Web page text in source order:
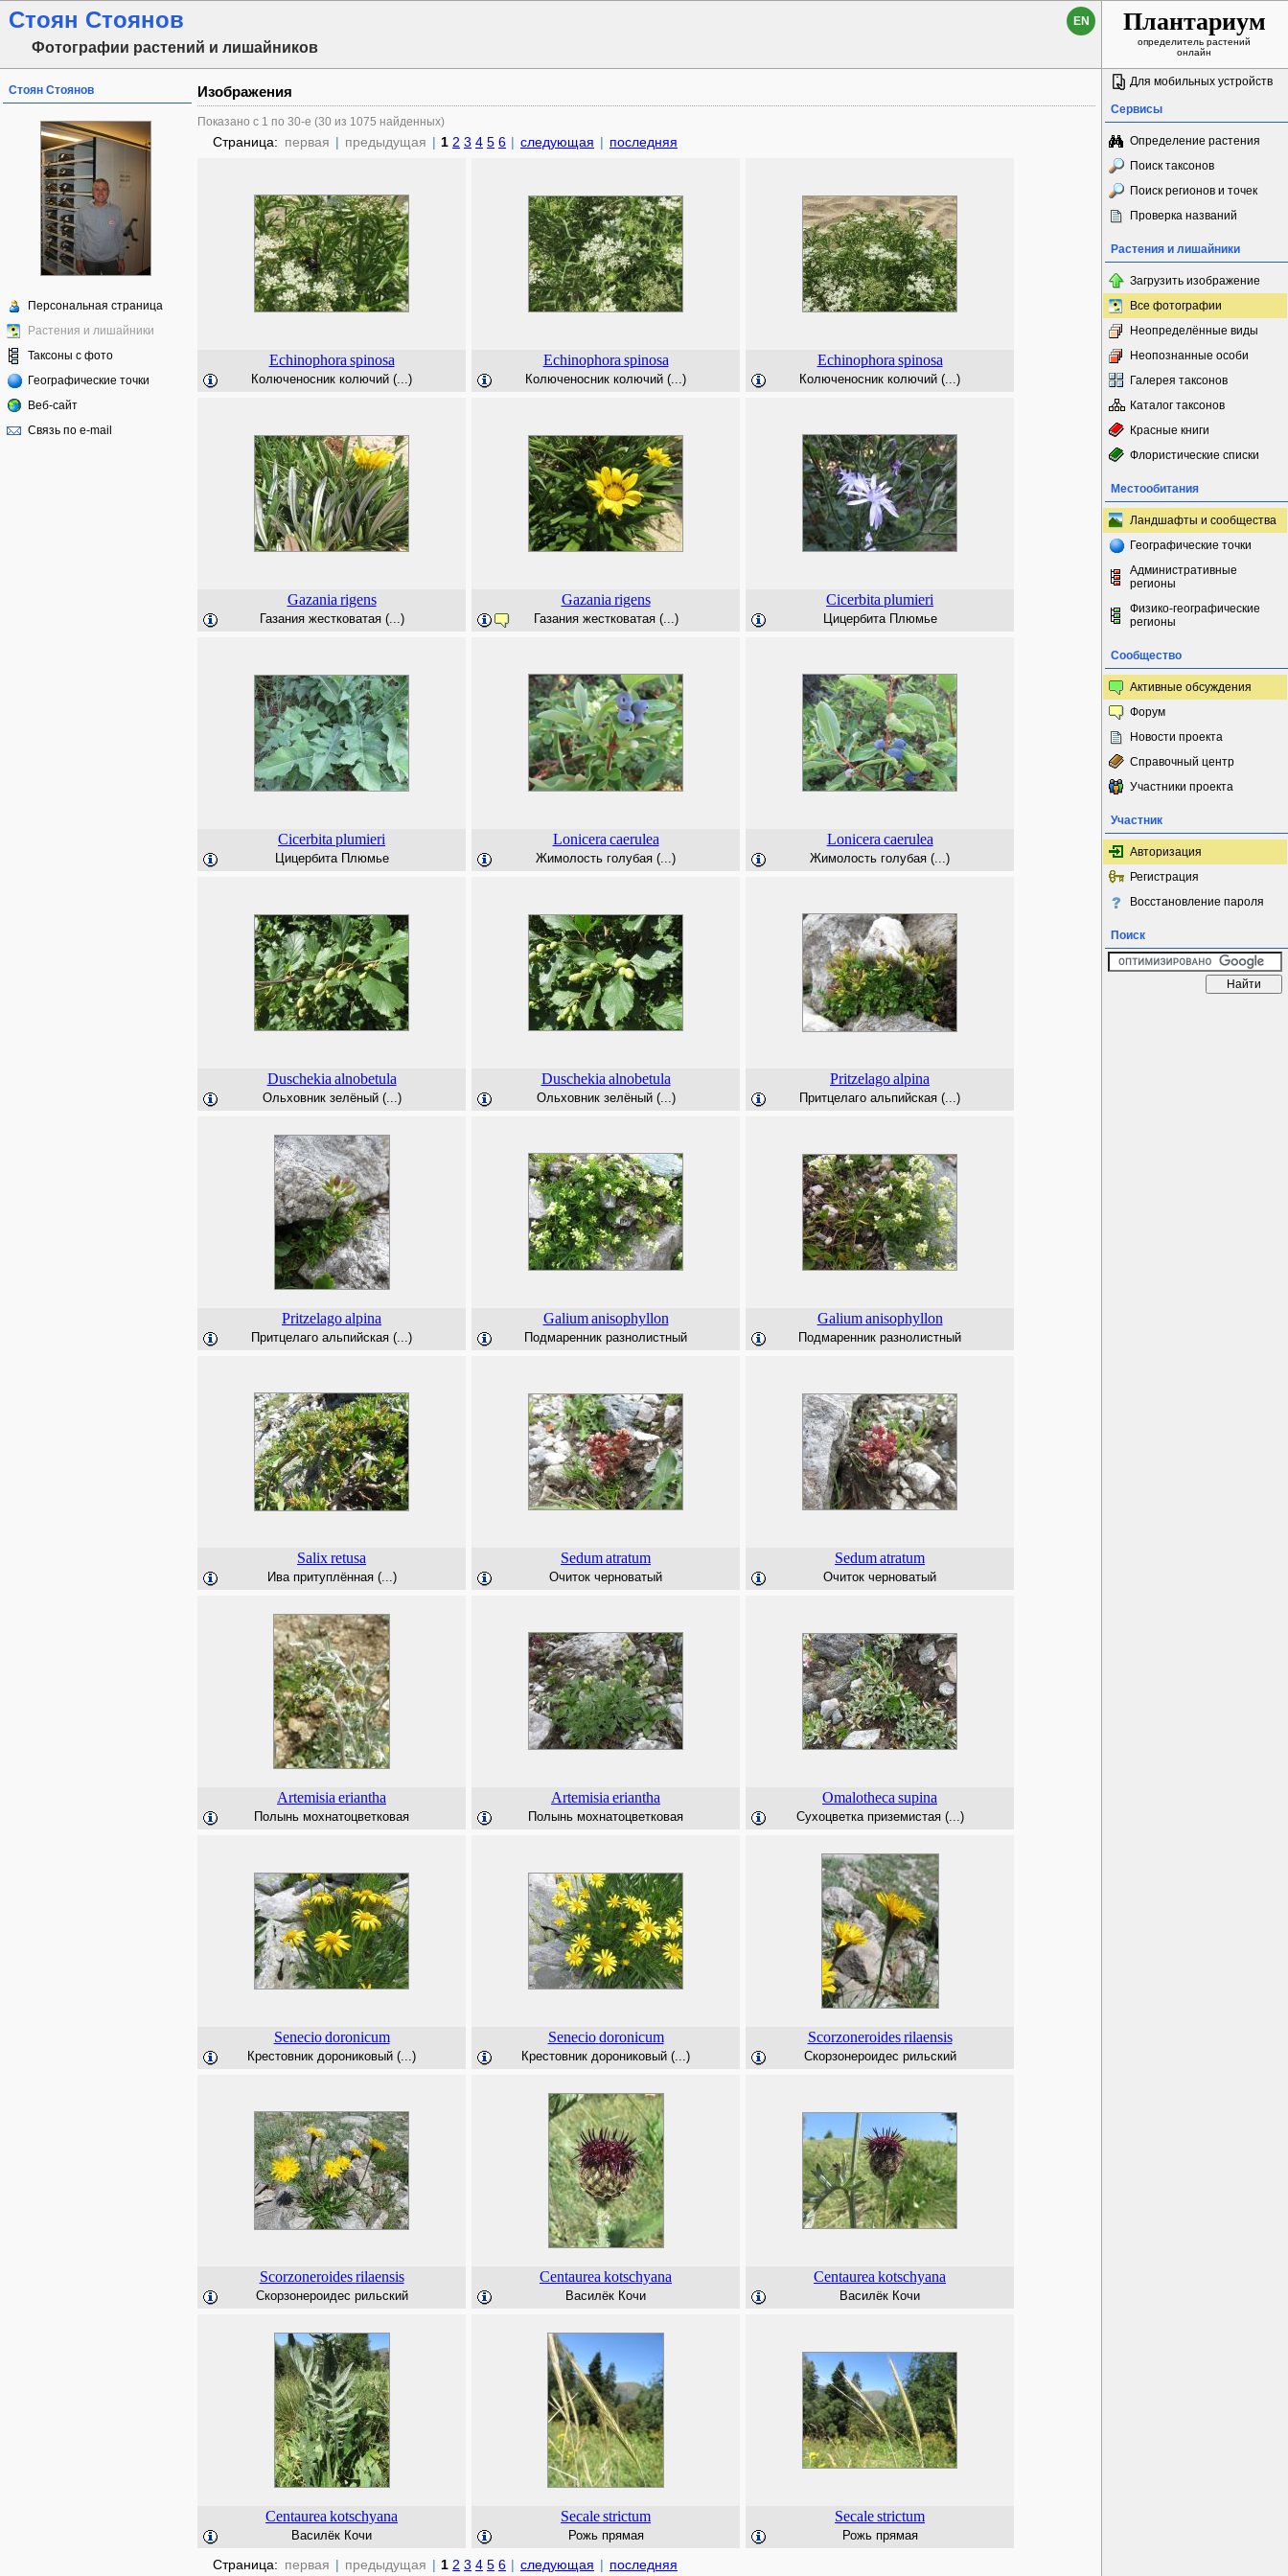
Стоян Стоянов
Фотографии растений и лишайников
EN Плантариум
определитель растений
онлайн
Стоян Стоянов
Персональная страница
Растения и лишайники
Таксоны с фото
Географические точки
Веб-сайт
Связь по e-mail
Изображения
Показано с 1 по 30-е (30 из 1075 найденных)
Страница: первая | предыдущая | 1 2 3 4 5 6 | следующая | последняя
Echinophora spinosa
Колюченосник колючий (...)
Echinophora spinosa
Колюченосник колючий (...)
Echinophora spinosa
Колюченосник колючий (...)
Gazania rigens
Газания жестковатая (...)
Gazania rigens
Газания жестковатая (...)
Cicerbita plumieri
Цицербита Плюмье
Cicerbita plumieri
Цицербита Плюмье
Lonicera caerulea
Жимолость голубая (...)
Lonicera caerulea
Жимолость голубая (...)
Duschekia alnobetula
Ольховник зелёный (...)
Duschekia alnobetula
Ольховник зелёный (...)
Pritzelagoalpina
Притцелаго альпийская (...)
Pritzelagoalpina
Притцелаго альпийская (...)
Galium anisophyllon
Подмаренник разнолистный
Galium anisophyllon
Подмаренник разнолистный
Salixretusa
Ива притуплённая (...)
Sedumatratum
Очиток черноватый
Sedumatratum
Очиток черноватый
Artemisia eriantha
Полынь мохнатоцветковая
Artemisia eriantha
Полынь мохнатоцветковая
Omalotheca supina
Сухоцветка приземистая (...)
Senecio doronicum
Крестовник дорониковый (...)
Senecio doronicum
Крестовник дорониковый (...)
Scorzoneroides rilaensis
Скорзонероидес рильский
Scorzoneroides rilaensis
Скорзонероидес рильский
Centaurea kotschyana
Василёк Кочи
Centaurea kotschyana
Василёк Кочи
Centaurea kotschyana
Василёк Кочи
Secalestrictum
Рожь прямая
Secalestrictum
Рожь прямая
Страница: первая | предыдущая | 1 2 3 4 5 6 | следующая | последняя
Для мобильных устройств
Сервисы
Определение растения
Поиск таксонов
Поиск регионов и точек
Проверка названий
Растения и лишайники
Загрузить изображение
Все фотографии
Неопределённые виды
Неопознанные особи
Галерея таксонов
Каталог таксонов
Красные книги
Флористические списки
Местообитания
Ландшафты и сообщества
Географические точки
Административные
регионы
Физико-географические
регионы
Сообщество
Активные обсуждения
Форум
Новости проекта
Справочный центр
Участники проекта
Участник
Авторизация
Регистрация
Восстановление пароля
Поиск